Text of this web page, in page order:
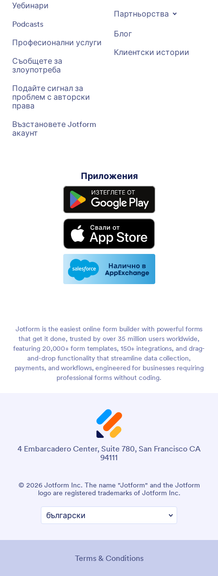
Уебинари
Podcasts
Професионални услуги
Съобщете за
злоупотреба
Подайте сигнал за
проблем с авторски
права
Възстановете Jotform
акаунт
Партньорства
Блог
Клиентски истории
Приложения
Jotform is the easiest online form builder with powerful forms
that get it done, trusted by over 35 million users worldwide,
featuring 20,000+ form templates, 150+ integrations, and drag-
and-drop functionality that streamline data collection,
payments, and workflows, engineered for businesses requiring
professional forms without coding.
4 Embarcadero Center, Suite 780, San Francisco CA
94111
© 2026 Jotform Inc. The name "Jotform" and the Jotform
logo are registered trademarks of Jotform Inc.
Terms & Conditions